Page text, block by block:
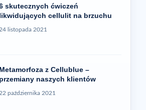
skutecznych ćwiczeń
likwidujących cellulit na brzuchu
listopada 2021
Metamorfoza z Cellublue –
przemiany naszych klientów
października 2021